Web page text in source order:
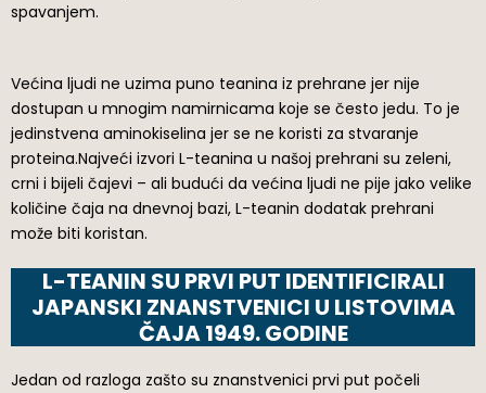
spavanjem.
Većina ljudi ne uzima puno teanina iz prehrane jer nije
dostupan u mnogim namirnicama koje se često jedu. To je
jedinstvena aminokiselina jer se ne koristi za stvaranje
proteina.Najveći izvori L-teanina u našoj prehrani su zeleni,
crni i bijeli čajevi – ali budući da većina ljudi ne pije jako velike
količine čaja na dnevnoj bazi, L-teanin dodatak prehrani
može biti koristan.
L-TEANIN SU PRVI PUT IDENTIFICIRALI
JAPANSKI ZNANSTVENICI U LISTOVIMA
ČAJA 1949. GODINE
Jedan od razloga zašto su znanstvenici prvi put počeli